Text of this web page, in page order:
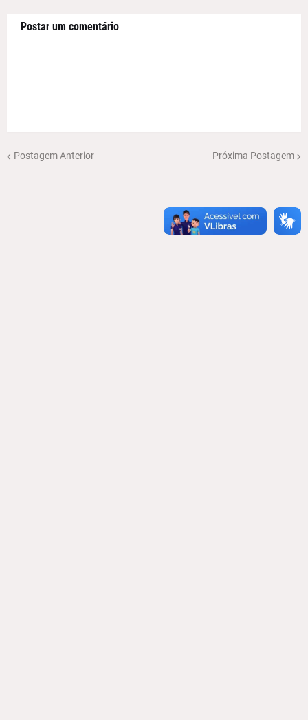
Postar um comentário
Postagem Anterior Próxima Postagem